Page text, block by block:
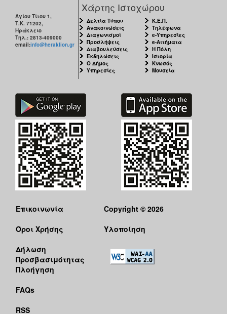
Αγίου Τίτου 1,
Τ.Κ. 71202,
Ηράκλειο
Τηλ.: 2813-409000
email:info@heraklion.gr
Χάρτης Ιστοχώρου
Δελτία Τύπου
Ανακοινώσεις
Διαγωνισμοί
Προσλήψεις
Διαβουλεύσεις
Εκδηλώσεις
Ο Δήμος
Υπηρεσίες
Κ.Ε.Π.
Τηλέφωνα
e-Υπηρεσίες
e-Αιτήματα
Η Πόλη
Ιστορία
Κνωσός
Μουσεία
Επικοινωνία
Όροι Χρήσης
Δήλωση
Προσβασιμότητας
Πλοήγηση
FAQs
RSS
Copyright © 2026
Υλοποίηση